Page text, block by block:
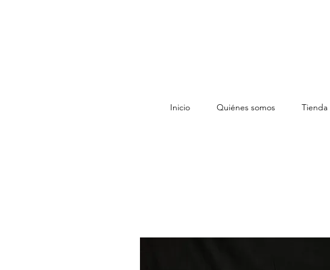
Inicio Quiénes somos Tienda